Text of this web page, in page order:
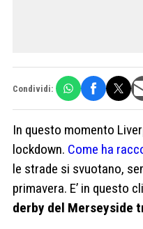
Condividi:
In questo momento
lockdown. Come ha
le strade si svuotano,
primavera. E’ in questo
derby del Merseyside